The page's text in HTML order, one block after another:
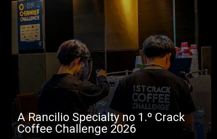
A Rancilio Specialty no 1.º Crack
Coffee Challenge 2026